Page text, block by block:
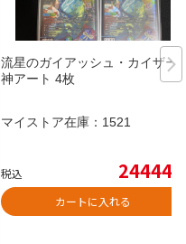
流星のガイアッシュ・カイザー
神アート 4枚
マイストア在庫： 1521
税込 24444
カートに入れる